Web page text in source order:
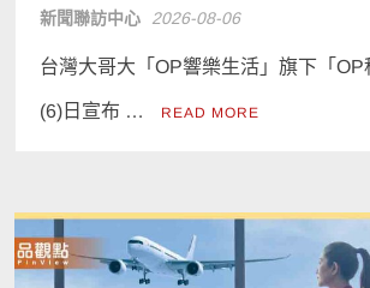
新聞聯訪中心 2026-08-06
台灣大哥大「OP響樂生活」旗下「
(6)日宣布 … READ MORE